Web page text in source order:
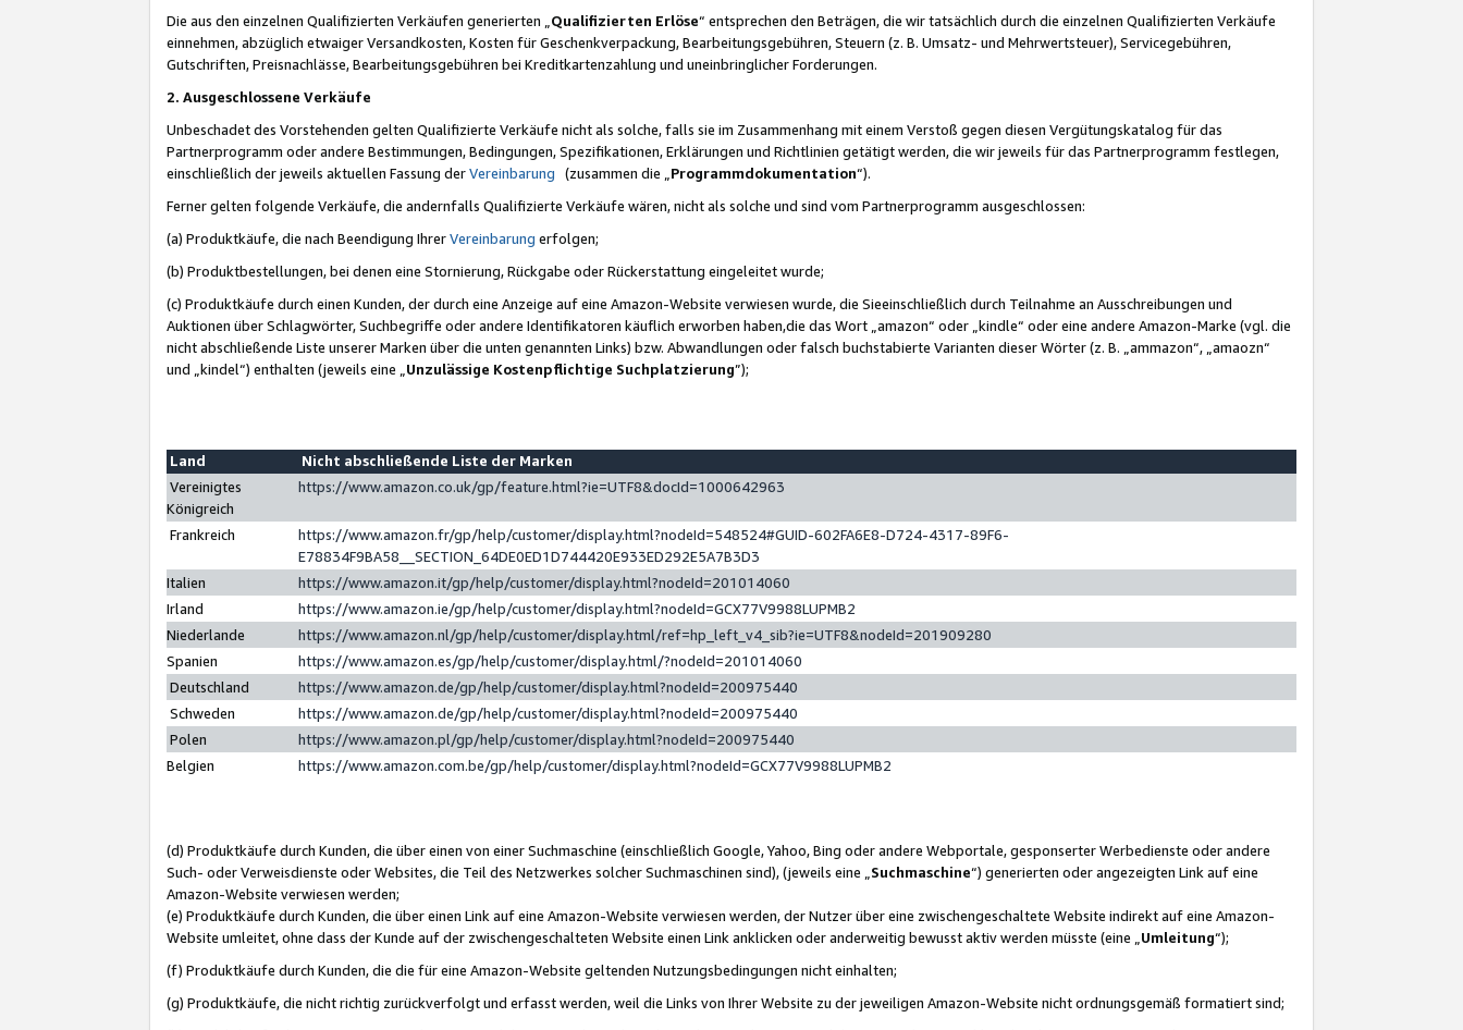
Die aus den einzelnen Qualifizierten Verkäufen generierten „ Qualifizierten Erlöse“ entsprechen den Beträgen, die wir tatsächlich durch die einzelnen Qualifizierten Verkäufe
einnehmen, abzüglich etwaiger Versandkosten, Kosten für Geschenkverpackung, Bearbeitungsgebühren, Steuern (z. B. Umsatz- und Mehrwertsteuer), Servicegebühren,
Gutschriften, Preisnachlässe, Bearbeitungsgebühren bei Kreditkartenzahlung und uneinbringlicher Forderungen.
2. Ausgeschlossene Verkäufe
Unbeschadet des Vorstehenden gelten Qualifizierte Verkäufe nicht als solche, falls sie im Zusammenhang mit einem Verstoß gegen diesen Vergütungskatalog für das
Partnerprogramm oder andere Bestimmungen, Bedingungen, Spezifikationen, Erklärungen und Richtlinien getätigt werden, die wir jeweils für das Partnerprogramm festlegen,
einschließlich der jeweils aktuellen Fassung derVereinbarung (zusammen die „ Programmdokumentation“).
Ferner gelten folgende Verkäufe, die andernfalls Qualifizierte Verkäufe wären, nicht als solche und sind vom Partnerprogramm ausgeschlossen:
(a) Produktkäufe, die nach Beendigung IhrerVereinbarung erfolgen;
(b) Produktbestellungen, bei denen eine Stornierung, Rückgabe oder Rückerstattung eingeleitet wurde;
(c) Produktkäufe durch einen Kunden, der durch eine Anzeige auf eine Amazon-Website verwiesen wurde, die Sieeinschließlich durch Teilnahme an Ausschreibungen und
Auktionen über Schlagwörter, Suchbegriffe oder andere Identifikatoren käuflich erworben haben,die das Wort „amazon“ oder „kindle“ oder eine andere Amazon-Marke (vgl. die
nicht abschließende Liste unserer Marken über die unten genannten Links) bzw. Abwandlungen oder falsch buchstabierte Varianten dieser Wörter (z. B. „ammazon“, „amaozn“
und „kindel“) enthalten (jeweils eine „ Unzulässige Kostenpflichtige Suchplatzierung”);
Land
Nicht abschließende Liste der Marken
Vereinigtes
Königreich
https://www.amazon.co.uk/gp/feature.html?ie=UTF8&docId=1000642963
Frankreich
https://www.amazon.fr/gp/help/customer/display.html?nodeId=548524#GUID-602FA6E8-D724-4317-89F6-
E78834F9BA58__SECTION_64DE0ED1D744420E933ED292E5A7B3D3
Italien
https://www.amazon.it/gp/help/customer/display.html?nodeId=201014060
Irland
https://www.amazon.ie/gp/help/customer/display.html?nodeId=GCX77V9988LUPMB2
Niederlande
https://www.amazon.nl/gp/help/customer/display.html/ref=hp_left_v4_sib?ie=UTF8&nodeId=201909280
Spanien
https://www.amazon.es/gp/help/customer/display.html/?nodeId=201014060
Deutschland
https://www.amazon.de/gp/help/customer/display.html?nodeId=200975440
Schweden
https://www.amazon.de/gp/help/customer/display.html?nodeId=200975440
Polen
https://www.amazon.pl/gp/help/customer/display.html?nodeId=200975440
Belgien
https://www.amazon.com.be/gp/help/customer/display.html?nodeId=GCX77V9988LUPMB2
(d) Produktkäufe durch Kunden, die über einen von einer Suchmaschine (einschließlich Google, Yahoo, Bing oder andere Webportale, gesponserter Werbedienste oder andere
Such- oder Verweisdienste oder Websites, die Teil des Netzwerkes solcher Suchmaschinen sind), (jeweils eine „ Suchmaschine“) generierten oder angezeigten Link auf eine
Amazon-Website verwiesen werden;
(e) Produktkäufe durch Kunden, die über einen Link auf eine Amazon-Website verwiesen werden, der Nutzer über eine zwischengeschaltete Website indirekt auf eine Amazon-
Website umleitet, ohne dass der Kunde auf der zwischengeschalteten Website einen Link anklicken oder anderweitig bewusst aktiv werden müsste (eine „ Umleitung“);
(f) Produktkäufe durch Kunden, die die für eine Amazon-Website geltenden Nutzungsbedingungen nicht einhalten;
(g) Produktkäufe, die nicht richtig zurückverfolgt und erfasst werden, weil die Links von Ihrer Website zu der jeweiligen Amazon-Website nicht ordnungsgemäß formatiert sind;